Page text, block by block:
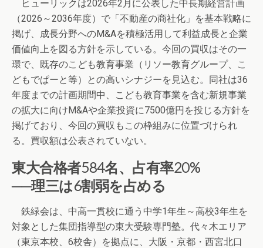
ヒューリックは2026年2月に公表した中長期経営計画
（2026～2036年度）で「不動産の商社化」を基本戦略に
掲げ、成長分野へのM&Aを積極活用して利益成長と企業
価値向上を図る方針を示している。今回の買収はその一
環で、既存のこども教育事業（リソー教育グループ、こ
どもでぱーと等）との高いシナジーを見込む。同社は36
年度までの計画期間中、こども教育事業を含む新規事業
の拡大に向けM&Aや企業投資に7500億円を投じる方針を
掲げており、今回の買収もこの枠組みに位置づけられ
る。買収額は公表されていない。
東大合格者584名、占有率20%
──理三は6割弱を占める
鉄緑会は、中高一貫校に通う中学1年生～高校3年生を
対象とした集団指導型の東大受験専門塾。代々木エリア
（東京本校、6校舎）を拠点に、大阪・京都・西宮北口